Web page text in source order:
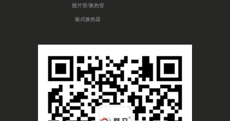
翅片管/换热管
板式换热器